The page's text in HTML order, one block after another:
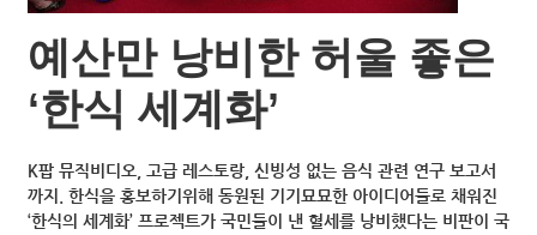
예산만 낭비한 허울 좋은
‘한식 세계화’
K팝 뮤직비디오, 고급 레스토랑, 신빙성 없는 음식 관련 연구 보고서
까지. 한식을 홍보하기위해 동원된 기기묘묘한 아이디어들로 채워진
‘한식의 세계화’ 프로젝트가 국민들이 낸 혈세를 낭비했다는 비판이 국